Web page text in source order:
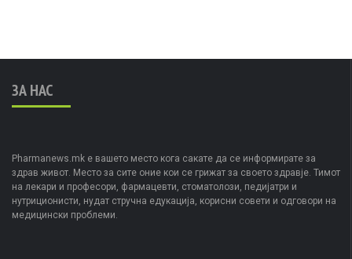
ЗА НАС
Pharmanews.mk е вашето место кога сакате да се информирате за
здрав живот. Место за сите оние кои се грижат за своето здравје. Тимот
на лекари и професори, фармацевти, стоматолози, педијатри и
нутриционисти, нудат стручна едукација, корисни совети и одговори на
медицински проблеми.